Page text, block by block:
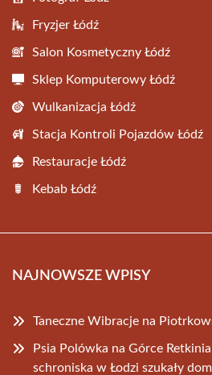
Fryzjer Łódź
Salon Kosmetyczny Łódź
Sklep Komputerowy Łódź
Wulkanizacja Łódź
Stacja Kontroli Pojazdów Łódź
Restauracje Łódź
Kebab Łódź
NAJNOWSZE WPISY
Taneczne Wibracje na
Psia Polówka na Górce
schroniska w Łodzi szukały